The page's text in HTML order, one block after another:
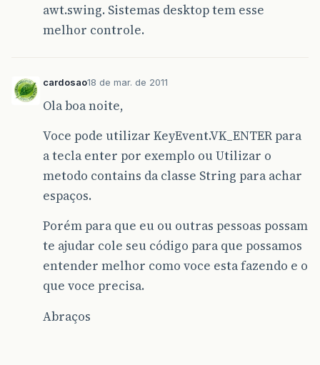
awt.swing. Sistemas desktop tem esse
melhor controle.
cardosao18 de mar. de 2011
Ola boa noite,
Voce pode utilizar KeyEvent.VK_ENTER para
a tecla enter por exemplo ou Utilizar o
metodo contains da classe String para achar
espaços.
Porém para que eu ou outras pessoas possam
te ajudar cole seu código para que possamos
entender melhor como voce esta fazendo e o
que voce precisa.
Abraços